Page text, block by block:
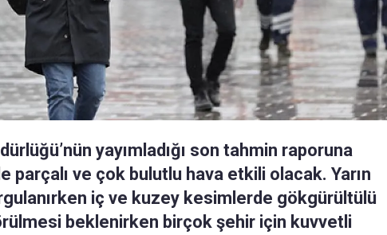
yayımladığı son tahmin raporuna
parçalı ve çok bulutlu hava etkili olacak. Yarın
iç ve kuzey kesimlerde gökgürültülü
beklenirken birçok şehir için kuvvetli